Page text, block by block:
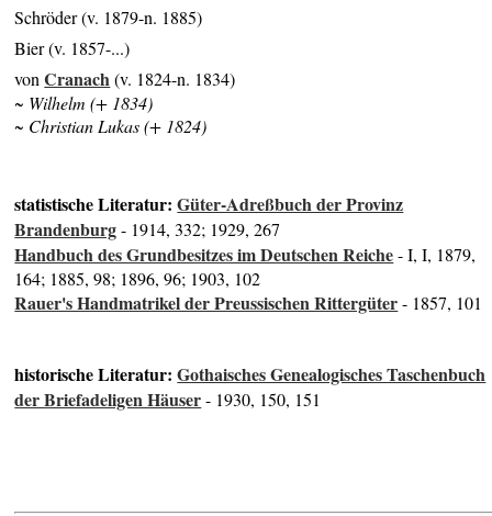
Schröder (v. 1879-n. 1885)
Bier (v. 1857-...)
vonCranach(v. 1824-n. 1834)
~ Wilhelm (+ 1834)
~ Christian Lukas (+ 1824)
statistische Literatur:Güter-Adreßbuch der Provinz
Brandenburg- 1914, 332; 1929, 267
Handbuch des Grundbesitzes im Deutschen Reiche- I, I, 1879,
164; 1885, 98; 1896, 96; 1903, 102
Rauer's Handmatrikel der Preussischen Rittergüter- 1857, 101
historische Literatur:Gothaisches Genealogisches Taschenbuch
der Briefadeligen Häuser- 1930, 150, 151